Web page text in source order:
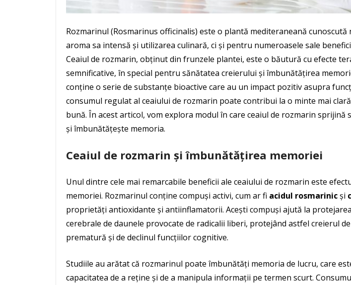
Rozmarinul (Rosmarinus officinalis) este o plantă mediteraneană
aroma sa intensă și utilizarea culinară, ci și pentru numeroasele sale
Ceaiul de rozmarin, obținut din frunzele plantei, este o băutură cu efecte
semnificative, în special pentru sănătatea creierului și îmbunătățirea
conține o serie de substanțe bioactive care au un impact pozitiv asupra
consumul regulat al ceaiului de rozmarin poate contribui la o minte mai
bună. În acest articol, vom explora modul în care ceaiul de rozmarin sprijină
și îmbunătățește memoria.
Ceaiul de rozmarin și îmbunătățirea memoriei
Unul dintre cele mai remarcabile beneficii ale ceaiului de rozmarin este
memoriei. Rozmarinul conține compuși activi, cum ar fi acidul rosmarinicși
proprietăți antioxidante și antiinflamatorii. Acești compuși ajută la
cerebrale de daunele provocate de radicalii liberi, protejând astfel creierul
prematură și de declinul funcțiilor cognitive.
Studiile au arătat că rozmarinul poate îmbunătăți memoria de lucru, care
capacitatea de a reține și de a manipula informații pe termen scurt.